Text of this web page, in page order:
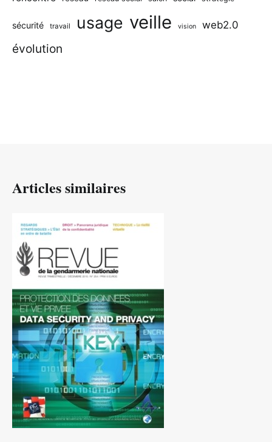
sécurité travail usage veille vision web2.0
évolution
Articles similaires